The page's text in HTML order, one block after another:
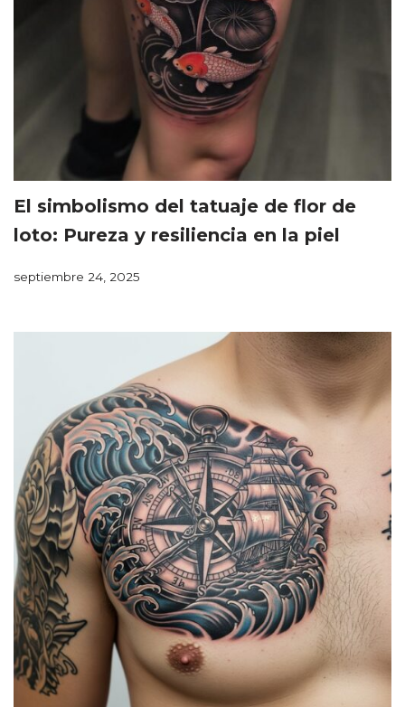
El simbolismo del tatuaje de flor de
loto: Pureza y resiliencia en la piel
septiembre 24, 2025